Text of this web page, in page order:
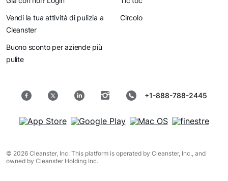
Vendi la tua attività di pulizia a
Cleanster
Buono sconto per aziende più
pulite
Circolo
+1-888-788-2445
© 2026 Cleanster, Inc. This platform is operated by Cleanster, Inc., and
owned by Cleanster Holding Inc.